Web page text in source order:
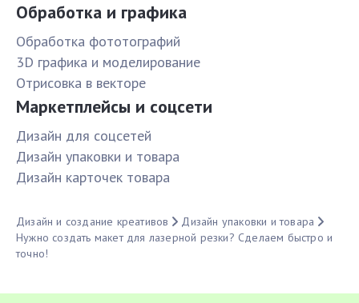
Обработка и графика
Обработка фототографий
3D графика и моделирование
Отрисовка в векторе
Маркетплейсы и соцсети
Дизайн для соцсетей
Дизайн упаковки и товара
Дизайн карточек товара
Дизайн и создание креативов
Дизайн упаковки и товара
Нужно создать макет для лазерной резки? Сделаем быстро и
точно!